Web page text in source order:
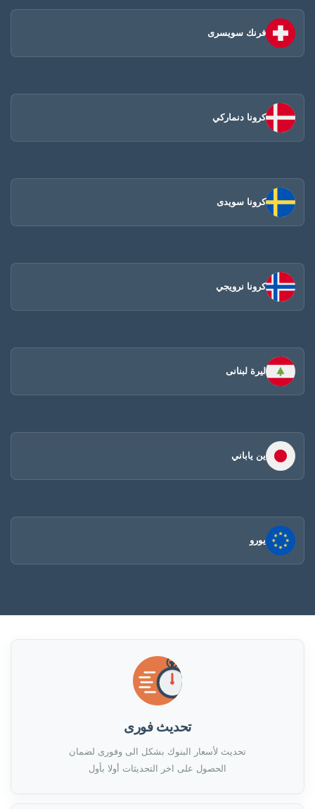
فرنك سويسرى
كرونا دنماركي
كرونا سويدى
كرونا نرويجي
ليرة لبنانى
ين ياباني
يورو
تحديث فورى
تحديث لأسعار البنوك بشكل الى وفورى لضمان
الحصول على اخر التحديثات أولا بأول